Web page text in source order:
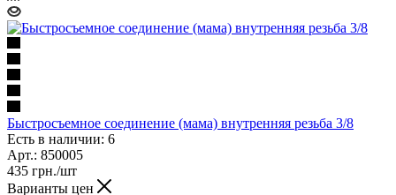
Быстросъемное соединение (мама) внутренняя резьба 3/8
Есть в наличии: 6
Арт.: 850005
435 грн./шт
Варианты цен